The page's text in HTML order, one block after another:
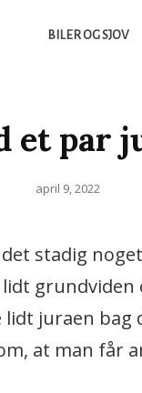
BILER OG SJOV
et par
Posted
april 9, 2022
stadig
juraen bag
at man får